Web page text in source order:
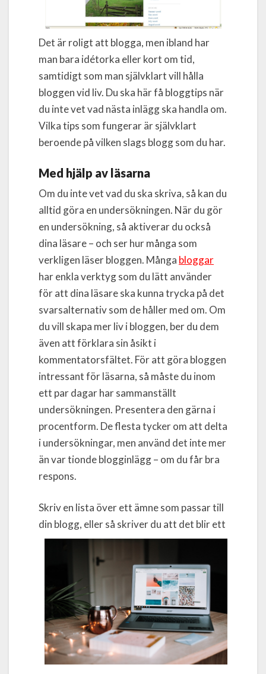
Det är roligt att blogga, men ibland har
man bara idétorka eller kort om tid,
samtidigt som man självklart vill hålla
bloggen vid liv. Du ska här få bloggtips när
du inte vet vad nästa inlägg ska handla om.
Vilka tips som fungerar är självklart
beroende på vilken slags blogg som du har.
Med hjälp av läsarna
Om du inte vet vad du ska skriva, så kan du
alltid göra en undersökningen. När du gör
en undersökning, så aktiverar du också
dina läsare – och ser hur många som
verkligen läser bloggen. Många bloggar
har enkla verktyg som du lätt använder
för att dina läsare ska kunna trycka på det
svarsalternativ som de håller med om. Om
du vill skapa mer liv i bloggen, ber du dem
även att förklara sin åsikt i
kommentatorsfältet. För att göra bloggen
intressant för läsarna, så måste du inom
ett par dagar har sammanställt
undersökningen. Presentera den gärna i
procentform. De flesta tycker om att delta
i undersökningar, men använd det inte mer
än var tionde blogginlägg – om du får bra
respons.
Skriv en lista över ett ämne som passar till
din blogg, eller så skriver du att det blir ett